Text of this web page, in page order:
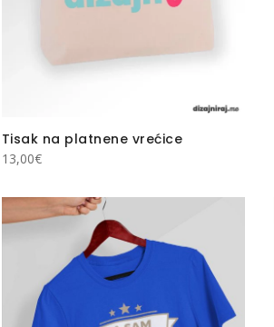
Tisak na platnene vrećice
13,00€